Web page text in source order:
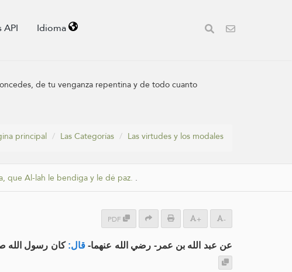
Idioma
de tu venganza repentina y de todo cuanto
principal Las Categorías Las virtudes y los modales
que Al-lah le bendiga y le dé paz. .
PDF + -
عن عبد الله بن عمر- رضي الله عنهما-قال: كان رسول الله